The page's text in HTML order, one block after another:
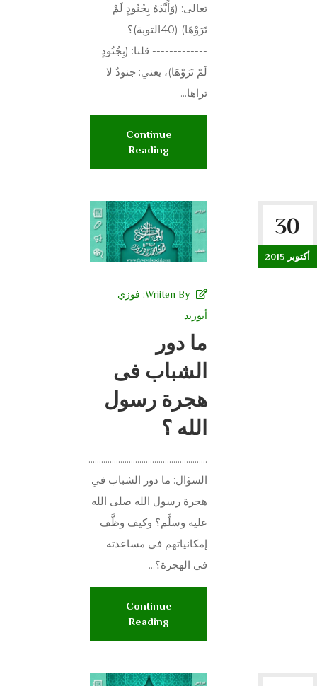
تعالى: (وَأَيَّدَهُ بِجُنُودٍ لَمْ
تَرَوْهَا) (40التوبة)؟ --------
------------- قلنا: (بِجُنُودٍ
لَمْ تَرَوْهَا)، يعني: جنودٌ لا
تراها...
Continue
Reading
30
أكتوبر 2015
Wriiten By: فوزي
أبوزيد
ما دور
الشباب فى
هجرة رسول
الله ؟
........................................................
السؤال: ما دور الشباب في
هجرة رسول الله صلى الله
عليه وسلَّم؟ وكيف وظَّف
إمكانياتهم في مساعدته
في الهجرة؟...
Continue
Reading